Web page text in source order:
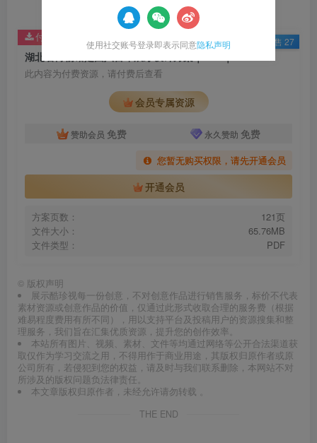
此内容为付费资源，请付费后查看
会员专属资源
赞助会员 免费 永久赞助 免费
您暂无购买权限，请先开通会员
开通会员
方案页数：
121页
文件大小：
65.76MB
文件类型：
PDF
付费资源 已售 27
© 版权声明
展示酷珍视每一份创意，不对创意作品进行销售服务，标价不代表
素材资源或创意作品的价值，仅通过此形式收取合理的服务费（根据
难易程度费用有所不同），用以支持平台及投稿用户的资源搜集和整
理服务，我们旨在汇集优质资源，提升您的创作效率。
本站所有图片、视频、素材、文件等均通过网络等公开合法渠道获
取仅作为学习交流之用，不得用作于商业用途，其版权归原作者或原
公司所有，若侵犯到您的权益，请及时与我们联系删除，本网站不对
所涉及的版权问题负法律责任。
本文章版权归原作者，未经允许请勿转载 。
THE END
使用社交账号登录即表示同意隐私声明